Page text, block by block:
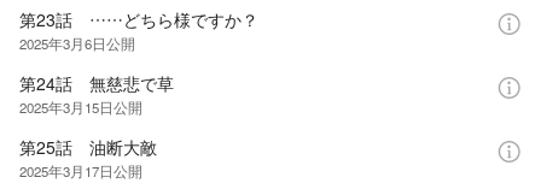
第23話 ……どちら様ですか？
2025年3月6日公開
第24話 無慈悲で草
2025年3月15日公開
第25話 油断大敵
2025年3月17日公開